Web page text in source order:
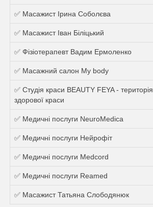
✅ Масажист Ірина Соболєва
✅ Масажист Іван Біліцький
✅ Фізіотерапевт Вадим Ермоленко
✅ Масажний салон My body
✅ Студія краси BEAUTY FEYA - територія
здорової краси
✅ Медичні послуги NeuroMedica
✅ Медичні послуги Нейрофіт
✅ Медичні послуги Medcord
✅ Медичні послуги Reamed
✅ Масажист Татьяна Слободянюк